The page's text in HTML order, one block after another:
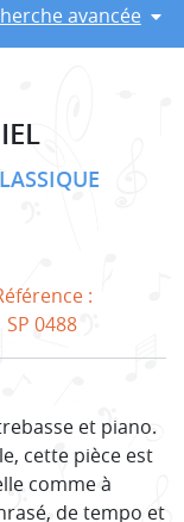
avancée
:
SP 0488
et piano.
cette pièce est
comme à
de tempo et